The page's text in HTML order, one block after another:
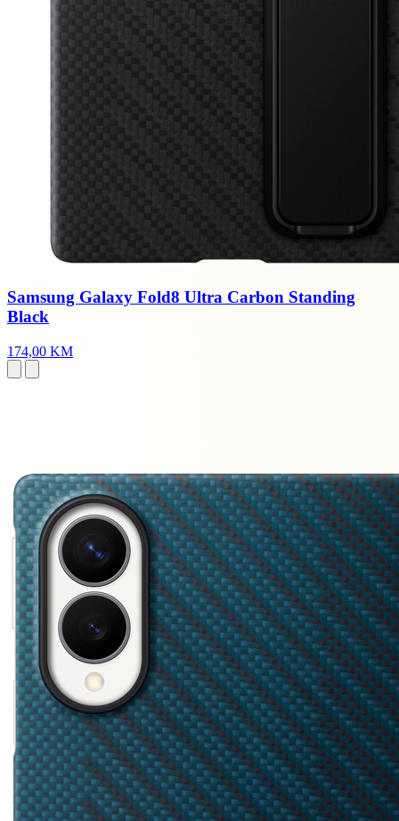
Samsung Galaxy Fold8 Ultra Carbon Standing
Black
174,00 KM